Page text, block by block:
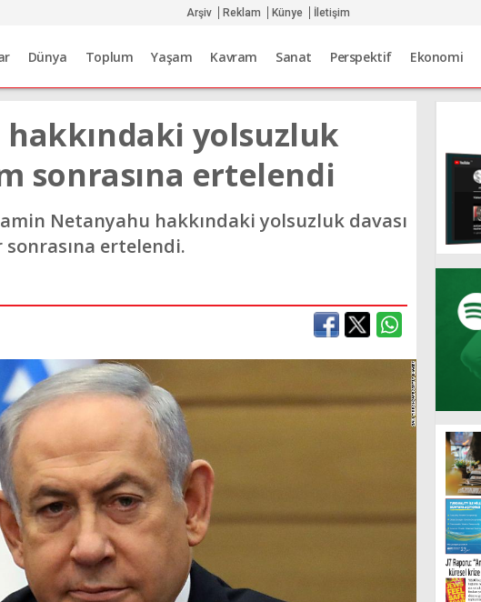
Arşiv Reklam Künye İletişim
Dünya Toplum Yaşam Kavram Sanat Perspektif Ekonomi
yolsuzluk
sonrasına ertelendi
Netanyahu hakkındaki yolsuzluk davası
ertelendi.